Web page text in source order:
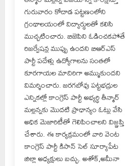
గురువారం కోదాడ పట్టణంలోని
గ్రంథాలయంలో విద్యార్థులతో కలిసి
ముచ్చటించారు. బిజెపిని ఓడించకపోతే
రిజర్వేషన్ల ముప్పు ఉందని బిఆర్ఎస్
పార్టీ పదేళ్లు ఉద్యోగాలను సంతలో
కూరగాయల మాదిరిగా అమ్ముకుందని
విమర్శించారు. జరగబోవు పట్టభద్రుల
ఎన్నికల్లో కాంగ్రెస్ పార్టీ అభ్యర్థి తీన్మార్
మల్లన్నకు మొదటి ప్రాధాన్యం ఓట్లు వేసి
అధిక మెజారిటీతో గెలిపించాలని విజ్ఞప్తి
చేశారు. ఈ కార్యక్రమంలో వారి వెంట
కాంగ్రెస్ పార్టీ కిసాన్ సెల్ సూర్యాపేట
జిల్లా అధ్యక్షులు బచ్చు. అశోక్,అమీనా